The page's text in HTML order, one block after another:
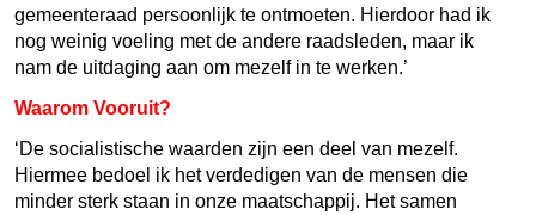
gemeenteraad persoonlijk te ontmoeten. Hierdoor had ik
nog weinig voeling met de andere raadsleden, maar ik
nam de uitdaging aan om mezelf in te werken.’
Waarom Vooruit?
‘De socialistische waarden zijn een deel van mezelf.
Hiermee bedoel ik het verdedigen van de mensen die
minder sterk staan in onze maatschappij. Het samen